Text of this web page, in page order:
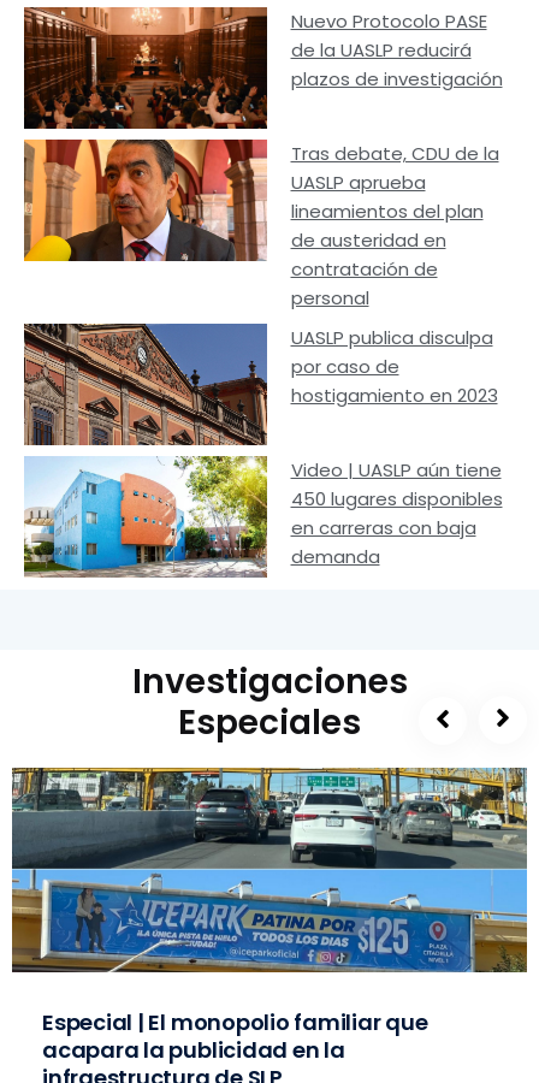
Nuevo Protocolo PASE
de la UASLP reducirá
plazos de investigación
Tras debate, CDU de la
UASLP aprueba
lineamientos del plan
de austeridad en
contratación de
personal
UASLP publica disculpa
por caso de
hostigamiento en 2023
Video | UASLP aún tiene
450 lugares disponibles
en carreras con baja
demanda
Investigaciones
Especiales
Especial | El monopolio familiar que
acapara la publicidad en la